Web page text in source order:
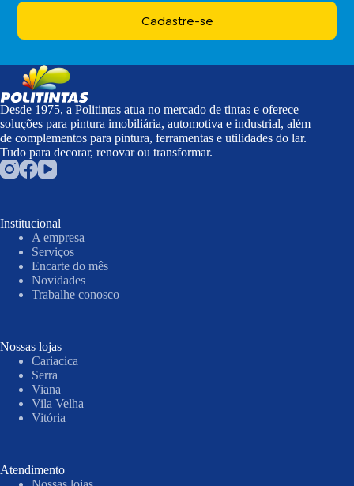
Cadastre-se
Desde 1975, a Politintas atua no mercado de tintas e oferece
soluções para pintura imobiliária, automotiva e industrial, além
de complementos para pintura, ferramentas e utilidades do lar.
Tudo para decorar, renovar ou transformar.
Institucional
A empresa
Serviços
Encarte do mês
Novidades
Trabalhe conosco
Nossas lojas
Cariacica
Serra
Viana
Vila Velha
Vitória
Atendimento